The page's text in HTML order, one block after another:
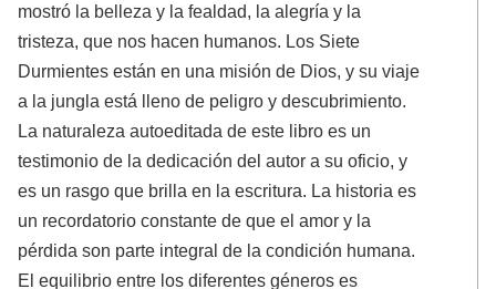
mostró la belleza y la fealdad, la alegría y la
tristeza, que nos hacen humanos. Los Siete
Durmientes están en una misión de Dios, y su viaje
a la jungla está lleno de peligro y descubrimiento.
La naturaleza autoeditada de este libro es un
testimonio de la dedicación del autor a su oficio, y
es un rasgo que brilla en la escritura. La historia es
un recordatorio constante de que el amor y la
pérdida son parte integral de la condición humana.
El equilibrio entre los diferentes géneros es